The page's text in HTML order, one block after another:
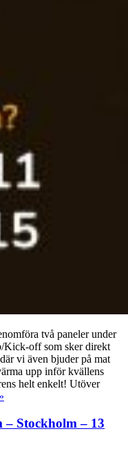
två paneler under
Kick-off som sker direkt
vi även bjuder på mat
upp inför kvällens
helt enkelt! Utöver
Stockholm – 13